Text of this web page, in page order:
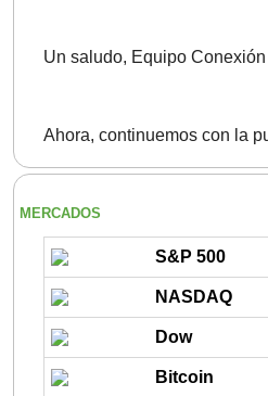
Un saludo, Equipo
Ahora, continuemos con la
MERCADOS
S&P 500
NASDAQ
Dow
Bitcoin